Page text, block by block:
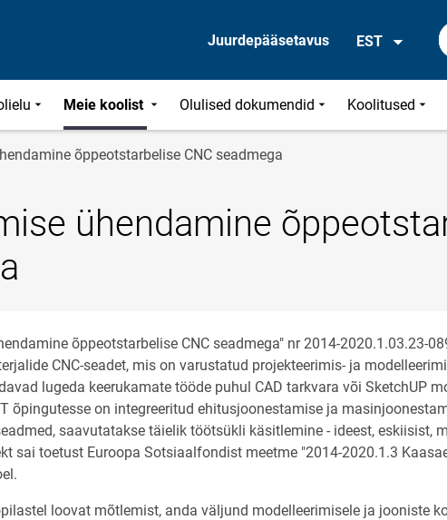
Juurdepääsetavus EST
Meie koolist Olulised dokumendid Koolitused
õppeotstarbelise CNC seadmega
ühendamine
õppeotstarbelise CNC seadmega" nr 2014-2020.1.03.23-
CNC-seadet, mis on varustatud projekteerimis- ja
lugeda keerukamate tööde puhul CAD tarkvara või SketchUP
õpingutesse on integreeritud ehitusjoonestamise ja
saavutatakse täielik töötsükli käsitlemine - ideest, eskiisist,
sai toetust Euroopa Sotsiaalfondist meetme "2014-2020.1.3
loovat mõtlemist, anda väljund modelleerimisele ja jooniste